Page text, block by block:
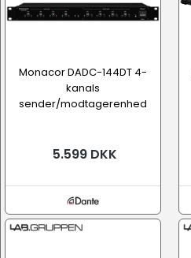
Monacor DADC-144DT 4-
kanals
sender/modtagerenhed
5.599 DKK